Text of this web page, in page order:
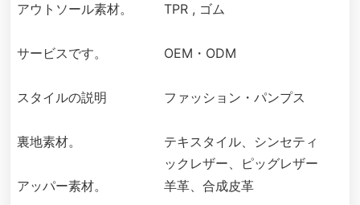
アウトソール素材。 TPR , ゴム
サービスです。 OEM・ODM
スタイルの説明 ファッション・パンプス
裏地素材。
テキスタイル、シンセティ
ックレザー、ピッグレザー
アッパー素材。
羊革、合成皮革